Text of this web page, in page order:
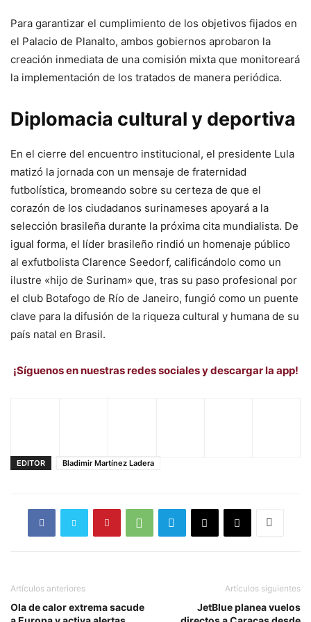
Para garantizar el cumplimiento de los objetivos fijados en
el Palacio de Planalto, ambos gobiernos aprobaron la
creación inmediata de una comisión mixta que monitoreará
la implementación de los tratados de manera periódica.
Diplomacia cultural y deportiva
En el cierre del encuentro institucional, el presidente Lula
matizó la jornada con un mensaje de fraternidad
futbolística, bromeando sobre su certeza de que el
corazón de los ciudadanos surinameses apoyará a la
selección brasileña durante la próxima cita mundialista. De
igual forma, el líder brasileño rindió un homenaje público
al exfutbolista Clarence Seedorf, calificándolo como un
ilustre «hijo de Surinam» que, tras su paso profesional por
el club Botafogo de Río de Janeiro, fungió como un puente
clave para la difusión de la riqueza cultural y humana de su
país natal en Brasil.
¡Síguenos en nuestras redes sociales y descargar la app!
EDITOR Bladimir Martínez Ladera
Artículos anteriores
Ola de calor extrema sacude
Artículos siguientes
JetBlue planea vuelos